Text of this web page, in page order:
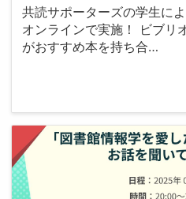
共読サポーターズの学生に
オンラインで実施！ ビブリ
がおすすめ本を持ち合…